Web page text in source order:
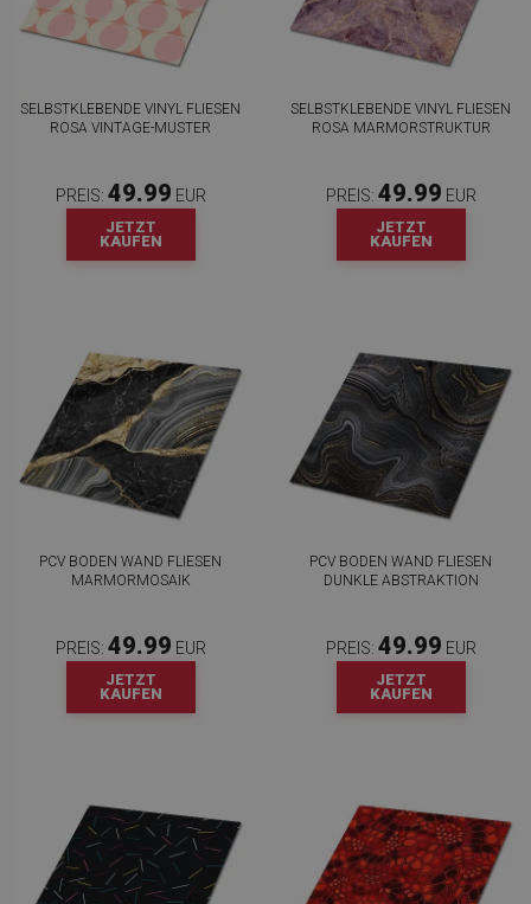
SELBSTKLEBENDE VINYL FLIESEN
ROSA VINTAGE-MUSTER
PREIS: 49.99 EUR
JETZT
KAUFEN
SELBSTKLEBENDE VINYL FLIESEN
ROSA MARMORSTRUKTUR
PREIS: 49.99 EUR
JETZT
KAUFEN
PCV BODEN WAND FLIESEN
MARMORMOSAIK
PREIS: 49.99 EUR
JETZT
KAUFEN
PCV BODEN WAND FLIESEN
DUNKLE ABSTRAKTION
PREIS: 49.99 EUR
JETZT
KAUFEN